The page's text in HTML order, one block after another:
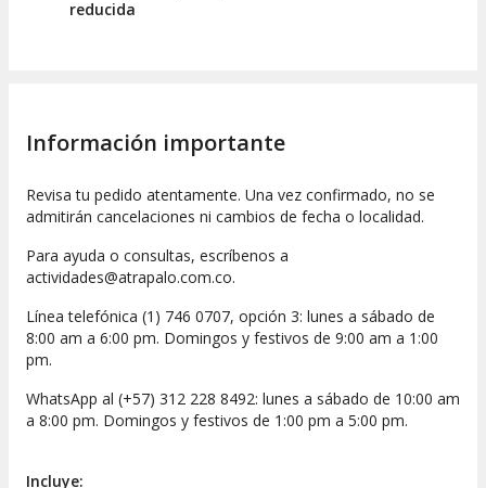
reducida
Información importante
Revisa tu pedido atentamente. Una vez confirmado, no se
admitirán cancelaciones ni cambios de fecha o localidad.
Para ayuda o consultas, escríbenos a
actividades@atrapalo.com.co.
Línea telefónica (1) 746 0707, opción 3: lunes a sábado de
8:00 am a 6:00 pm. Domingos y festivos de 9:00 am a 1:00
pm.
WhatsApp al (+57) 312 228 8492: lunes a sábado de 10:00 am
a 8:00 pm. Domingos y festivos de 1:00 pm a 5:00 pm.
Incluye: